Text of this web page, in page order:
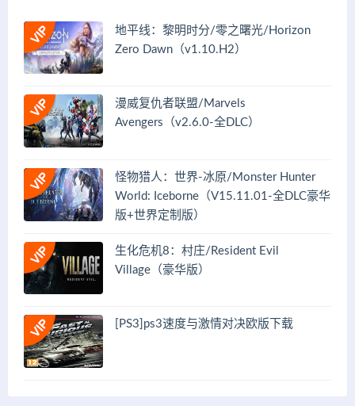
地平线：黎明时分/零之曙光/Horizon
Zero Dawn（v1.10.H2）
漫威复仇者联盟/Marvels
Avengers（v2.6.0-全DLC）
怪物猎人：世界-冰原/Monster Hunter
World: Iceborne（V15.11.01-全DLC豪华
版+世界定制版）
生化危机8：村庄/Resident Evil
Village（豪华版）
[PS3]ps3速度与激情对决欧版下载